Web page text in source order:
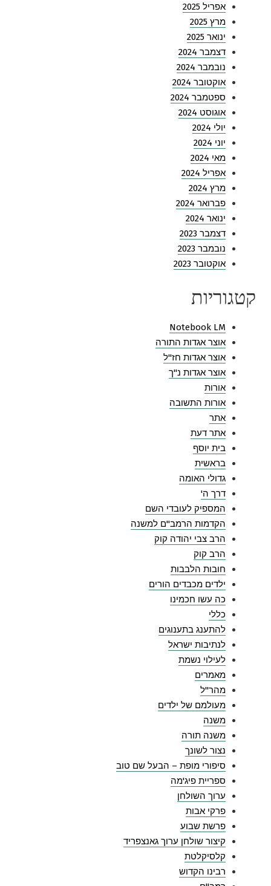
אפריל 2025
מרץ 2025
ינואר 2025
דצמבר 2024
נובמבר 2024
אוקטובר 2024
ספטמבר 2024
אוגוסט 2024
יולי 2024
יוני 2024
מאי 2024
אפריל 2024
מרץ 2024
פברואר 2024
ינואר 2024
דצמבר 2023
נובמבר 2023
אוקטובר 2023
קטגוריות
Notebook LM
אוצר אגדות התורה
אוצר אגדות חז"ל
אוצר אגדות נ"ך
אורות
אורות התשובה
אתר
אתר דעת
בית יוסף
בראשית
גדולי האומה
דרך ה'
המספיק לעובדי השם
הקדמות הרמב"ם למשנה
הרב צבי יהודה קוק
הרב קוק
חובות הלבבות
ילדים מכבדים הורים
כה עשו חכמינו
כללי
להתענג בתענוגים
לנתיבות ישראל
לעילוי נשמת
מאמרים
מהר"ל
מעולמם של ילדים
משנה
משנה תורה
נצור לשונך
סיפורי מופת – הבעל שם טוב
ספריית פיג'מה
ערוך השולחן
פרקי אבות
פרשת שבוע
קיצור שולחן ערוך גאנצפריד
קלסיקלטת
רבינו הקדוש